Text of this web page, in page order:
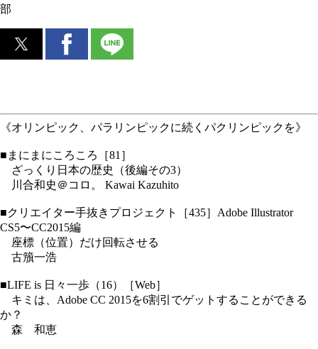
部
《オリンピック、パラリンピックに続くパクリンピックを》
■まにまにころころ［81］
ざっくり日本の歴史（後編その3）
川合和史＠コロ。 Kawai Kazuhito
■クリエイター手抜きプロジェクト［435］Adobe Illustrator
CS5〜CC2015編
座標（位置）だけ回転させる
古籏一浩
■LIFE is 日々一歩（16）［Web］
キミは、Adobe CC 2015を6割引でゲットすることができる
か？
森 和恵